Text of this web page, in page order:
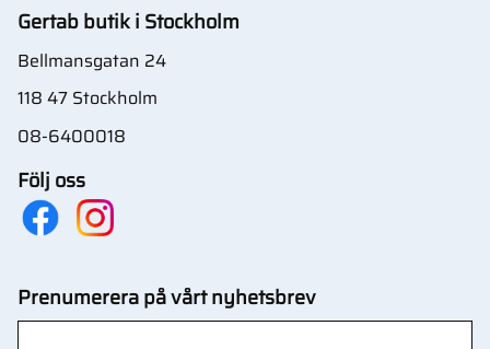
Gertab butik i Stockholm
Bellmansgatan 24
118 47 Stockholm
08-6400018
Följ oss
Prenumerera på vårt nyhetsbrev